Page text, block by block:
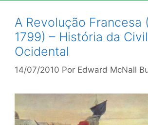
A Revolução Francesa
1799) – História da
Ocidental
14/07/2010 Por Edward McNall